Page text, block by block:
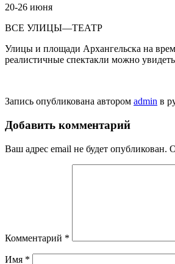
20-26 июня
ВСЕ УЛИЦЫ—ТЕАТР
Улицы и площади Архангельска на
реалистичные спек­такли можно
Запись опубликована автором admin в
Добавить комментарий
Ваш адрес email не будет опубликован.
Комментарий *
Имя *